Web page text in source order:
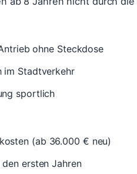
ohne Steckdose
im Stadtverkehr
sportlich
(ab 36.000 € neu)
ersten Jahren